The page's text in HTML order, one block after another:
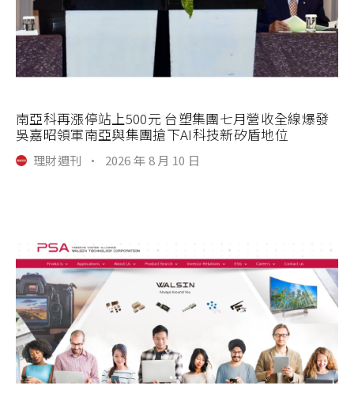
南亞科再漲停站上500元 台塑集團七月營收全線爆發
吳嘉昭領軍南亞與集團搶下AI科技新矽盾地位
理財週刊 · 2026 年 8 月 10 日